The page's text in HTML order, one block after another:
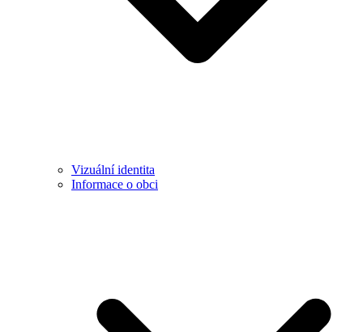
Vizuální identita
Informace o obci